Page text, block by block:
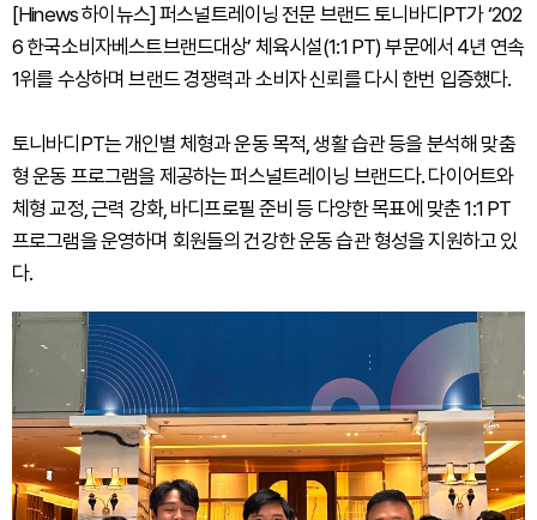
[Hinews 하이뉴스] 퍼스널트레이닝 전문 브랜드 토니바디PT가 ‘202
6 한국소비자베스트브랜드대상’ 체육시설(1:1 PT) 부문에서 4년 연속
1위를 수상하며 브랜드 경쟁력과 소비자 신뢰를 다시 한번 입증했다.
토니바디PT는 개인별 체형과 운동 목적, 생활 습관 등을 분석해 맞춤
형 운동 프로그램을 제공하는 퍼스널트레이닝 브랜드다. 다이어트와
체형 교정, 근력 강화, 바디프로필 준비 등 다양한 목표에 맞춘 1:1 PT
프로그램을 운영하며 회원들의 건강한 운동 습관 형성을 지원하고 있
다.